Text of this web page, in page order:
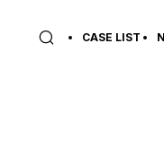
CASE LIST